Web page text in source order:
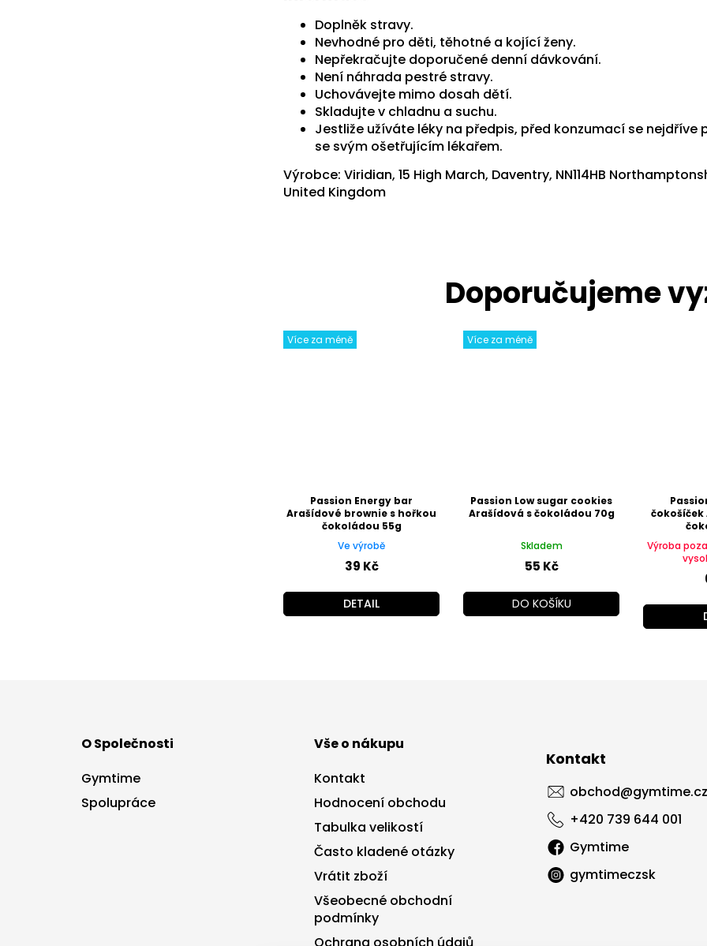
Více za méně
Passion Energy bar
Arašídové brownie s hořkou
čokoládou 55g
Ve výrobě
39 Kč
DETAIL
Více za méně
Passion Low sugar cookies
Arašídová s čokoládou 70g
Skladem
55 Kč
DO KOŠÍKU
čokošíček
Výroba
Doplněk stravy.
Nevhodné pro děti, těhotné a kojící ženy.
Nepřekračujte doporučené denní dávkování.
Není náhrada pestré stravy.
Uchovávejte mimo dosah dětí.
Skladujte v chladnu a suchu.
Jestliže užíváte léky na předpis, před konzumací se nejdříve
se svým ošetřujícím lékařem.
Výrobce: Viridian, 15 High March, Daventry, NN114HB
United Kingdom
O Společnosti
Gymtime
Spolupráce
Vše o nákupu
Kontakt
Hodnocení obchodu
Tabulka velikostí
Často kladené otázky
Vrátit zboží
Všeobecné obchodní
podmínky
Ochrana osobních údajů
Kontakt
obchod@gymtime.cz
+420 739 644 001
Gymtime
gymtimeczsk